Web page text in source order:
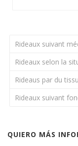
Rideaux suivant
Rideaux selon la
Rideaus par du tissu
Rideaux suivant
QUIERO MÁS